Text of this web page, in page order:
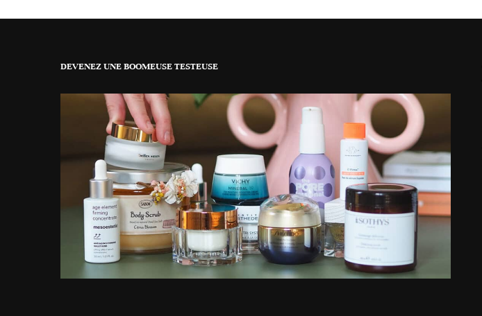
DEVENEZ UNE BOOMEUSE TESTEUSE